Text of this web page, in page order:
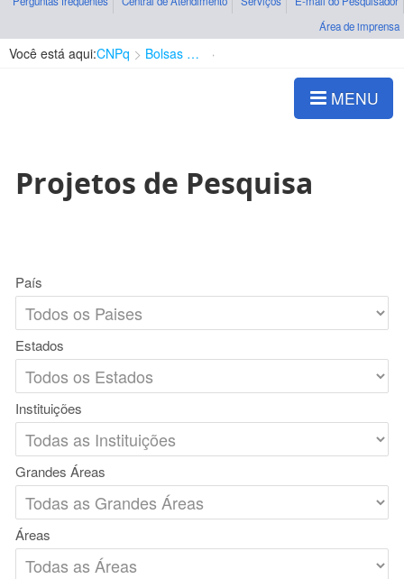
Área de imprensa
Você está aqui:CNPq Bolsas e Auxílios Vigentes
MENU
Projetos de Pesquisa
País
Estados
Instituições
Grandes Áreas
Áreas